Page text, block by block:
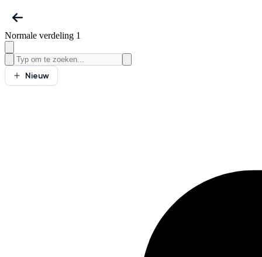
Normale verdeling 1
Nieuw